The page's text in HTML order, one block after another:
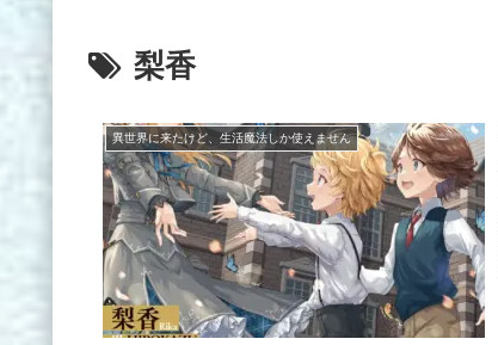
梨香
異世界に来たけど、生活魔法しか使えません